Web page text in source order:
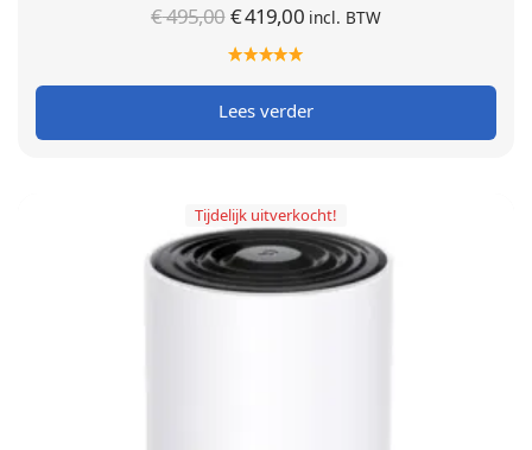
€495,00Oorspronkelijke
prijs was:
€ 495,00.
€419,00 Huidige
€ 419,00.
incl. BTW
Lees verder
Tijdelijk uitverkocht!